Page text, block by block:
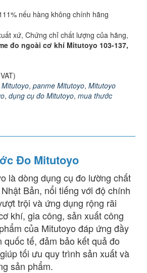
nếu hàng không chính hãng
xứ, Chứng chỉ chất lượng của hãng,
đo ngoài cơ khí Mitutoyo 103-137,
, panme Mitutoyo, Mitutoyo
, dụng cụ đo Mitutoyo, mua thước
Đo Mitutoyo
là dòng dụng cụ đo lường chất
Bản, nổi tiếng với độ chính
trội và ứng dụng rộng rãi
khí, gia công, sản xuất công
của Mitutoyo đáp ứng đầy
quốc tế, đảm bảo kết quả đo
tối ưu quy trình sản xuất và
sản phẩm.